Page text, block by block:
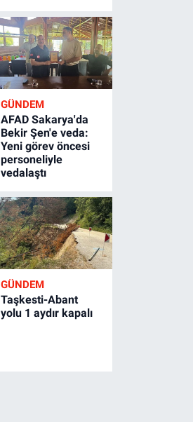
GÜNDEM
AFAD Sakarya'da
Bekir Şen'e veda:
Yeni görev öncesi
personeliyle
vedalaştı
GÜNDEM
Taşkesti-Abant
yolu 1 aydır kapalı